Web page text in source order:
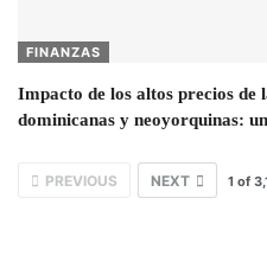
FINANZAS
Impacto de los altos precios de
dominicanas y neoyorquinas:
PREVIOUS NEXT 1 of